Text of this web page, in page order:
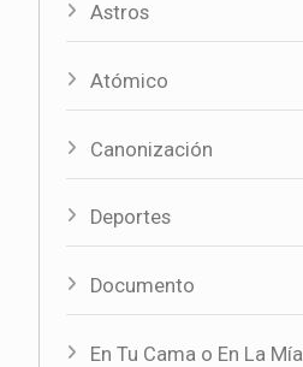
Astros
Atómico
Canonización
Deportes
Documento
En Tu Cama o En La Mía